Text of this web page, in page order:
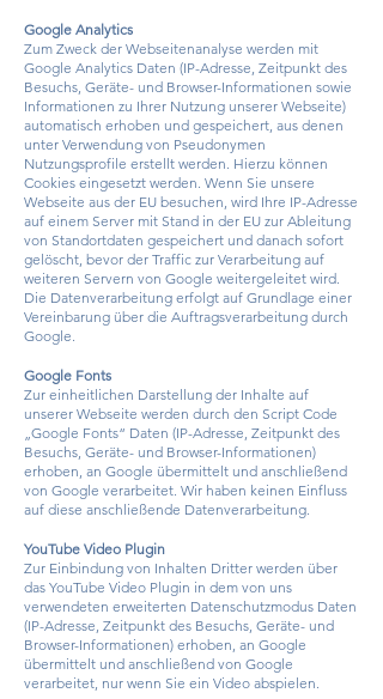
Google Analytics
Zum Zweck der Webseitenanalyse werden mit
Google Analytics Daten (IP-Adresse, Zeitpunkt des
Besuchs, Geräte- und Browser-Informationen sowie
Informationen zu Ihrer Nutzung unserer Webseite)
automatisch erhoben und gespeichert, aus denen
unter Verwendung von Pseudonymen
Nutzungsprofile erstellt werden. Hierzu können
Cookies eingesetzt werden. Wenn Sie unsere
Webseite aus der EU besuchen, wird Ihre IP-Adresse
auf einem Server mit Stand in der EU zur Ableitung
von Standortdaten gespeichert und danach sofort
gelöscht, bevor der Traffic zur Verarbeitung auf
weiteren Servern von Google weitergeleitet wird.
Die Datenverarbeitung erfolgt auf Grundlage einer
Vereinbarung über die Auftragsverarbeitung durch
Google.
Google Fonts
Zur einheitlichen Darstellung der Inhalte auf
unserer Webseite werden durch den Script Code
„Google Fonts“ Daten (IP-Adresse, Zeitpunkt des
Besuchs, Geräte- und Browser-Informationen)
erhoben, an Google übermittelt und anschließend
von Google verarbeitet. Wir haben keinen Einfluss
auf diese anschließende Datenverarbeitung.
YouTube Video Plugin
Zur Einbindung von Inhalten Dritter werden über
das YouTube Video Plugin in dem von uns
verwendeten erweiterten Datenschutzmodus Daten
(IP-Adresse, Zeitpunkt des Besuchs, Geräte- und
Browser-Informationen) erhoben, an Google
übermittelt und anschließend von Google
verarbeitet, nur wenn Sie ein Video abspielen.